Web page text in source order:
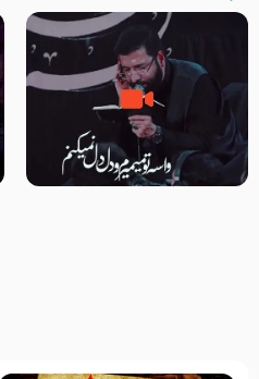
مصداق کربلا – حاج حسین سیب